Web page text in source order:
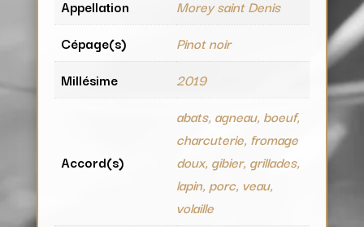
Appellation
Morey saint Denis
Cépage(s)
Pinot noir
Millésime
2019
Accord(s)
abats, agneau, boeuf,
charcuterie, fromage
doux, gibier, grillades,
lapin, porc, veau,
volaille